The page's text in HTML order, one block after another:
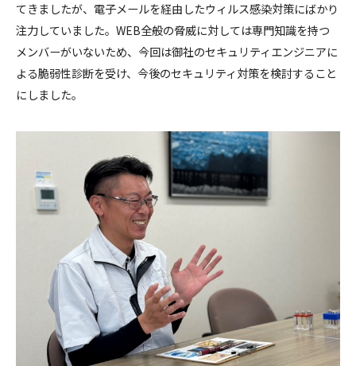
てきましたが、電子メールを経由したウィルス感染対策にばかり
注力していました。WEB全般の脅威に対しては専門知識を持つ
メンバーがいないため、今回は御社のセキュリティエンジニアに
よる脆弱性診断を受け、今後のセキュリティ対策を検討すること
にしました。